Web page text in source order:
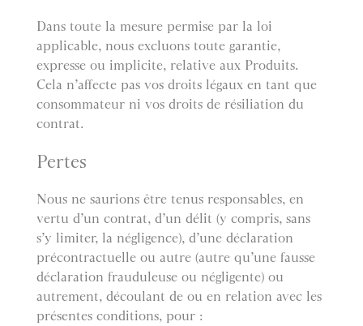
Dans toute la mesure permise par la loi
applicable, nous excluons toute garantie,
expresse ou implicite, relative aux Produits.
Cela n’affecte pas vos droits légaux en tant que
consommateur ni vos droits de résiliation du
contrat.
Pertes
Nous ne saurions être tenus responsables, en
vertu d’un contrat, d’un délit (y compris, sans
s’y limiter, la négligence), d’une déclaration
précontractuelle ou autre (autre qu’une fausse
déclaration frauduleuse ou négligente) ou
autrement, découlant de ou en relation avec les
présentes conditions, pour :